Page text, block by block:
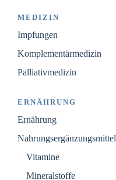
MEDIZIN
Impfungen
Komplementärmedizin
Palliativmedizin
ERNÄHRUNG
Ernährung
Nahrungsergänzungsmittel
Vitamine
Mineralstoffe